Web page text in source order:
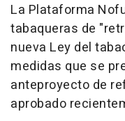
La Plataforma
tabaqueras de
nueva Ley del
medidas que se
anteproyecto de
aprobado